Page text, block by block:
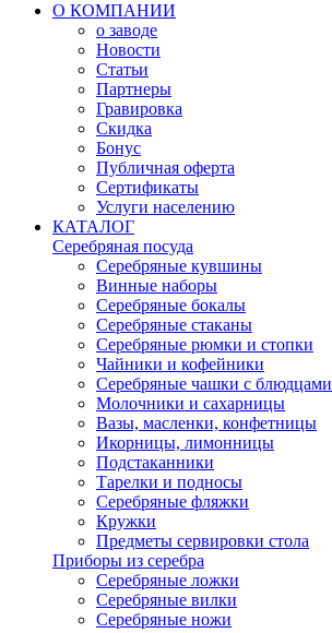
О КОМПАНИИ
о заводе
Новости
Статьи
Партнеры
Гравировка
Скидка
Бонус
Публичная оферта
Сертификаты
Услуги населению
КАТАЛОГ
Серебряная посуда
Серебряные кувшины
Винные наборы
Серебряные бокалы
Серебряные стаканы
Серебряные рюмки и стопки
Чайники и кофейники
Серебряные чашки с блюдцами
Молочники и сахарницы
Вазы, масленки, конфетницы
Икорницы, лимонницы
Подстаканники
Тарелки и подносы
Серебряные фляжки
Кружки
Предметы сервировки стола
Приборы из серебра
Серебряные ложки
Серебряные вилки
Серебряные ножи